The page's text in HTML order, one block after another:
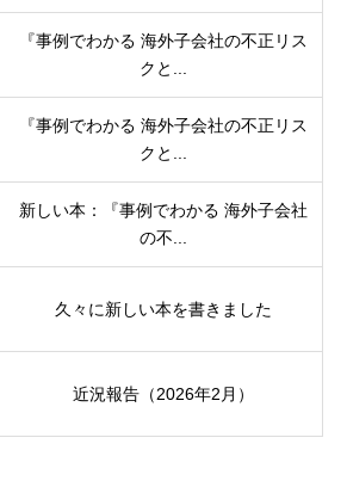
『事例でわかる 海外子会社の不正リス
クと...
『事例でわかる 海外子会社の不正リス
クと...
新しい本：『事例でわかる 海外子会社
の不...
久々に新しい本を書きました
近況報告（2026年2月）